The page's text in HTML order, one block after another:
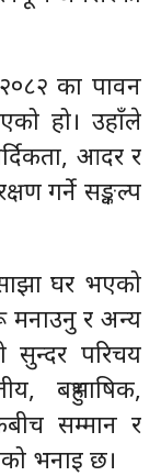
का पावन
हो। उहाँले
आदर र
गर्ने सङ्कल्प
घर भएको
मनाउनु र अन्य
सुन्दर परिचय
बहुभाषिक,
सम्मान र
भनाइ छ।